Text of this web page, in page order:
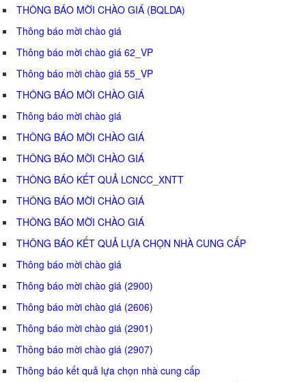
THÔNG BÁO MỜI CHÀO GIÁ (BQLDA)
Thông báo mời chào giá
Thông báo mời chào giá 62_VP
Thông báo mời chào giá 55_VP
THÔNG BÁO MỜI CHÀO GIÁ
Thông báo mời chào giá
THÔNG BÁO MỜI CHÀO GIÁ
THÔNG BÁO MỜI CHÀO GIÁ
THÔNG BÁO KẾT QUẢ LCNCC_XNTT
THÔNG BÁO MỜI CHÀO GIÁ
THÔNG BÁO MỜI CHÀO GIÁ
THÔNG BÁO KẾT QUẢ LỰA CHỌN NHÀ CUNG CẤP
Thông báo mời chào giá
Thông báo mời chào giá (2900)
Thông báo mời chào giá (2606)
Thông báo mời chào giá (2901)
Thông báo mời chào giá (2907)
Thông báo kết quả lựa chọn nhà cung cấp